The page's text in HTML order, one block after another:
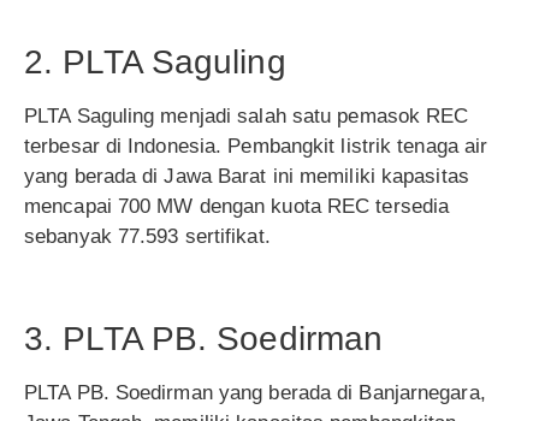
2. PLTA Saguling
PLTA Saguling menjadi salah satu pemasok REC
terbesar di Indonesia. Pembangkit listrik tenaga air
yang berada di Jawa Barat ini memiliki kapasitas
mencapai 700 MW dengan kuota REC tersedia
sebanyak 77.593 sertifikat.
3. PLTA PB. Soedirman
PLTA PB. Soedirman yang berada di Banjarnegara,